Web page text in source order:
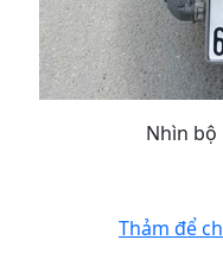
Nhìn
Thảm để